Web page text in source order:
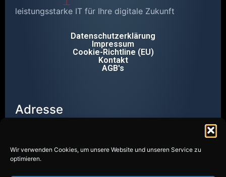
Wir verwenden Cookies, um unsere Website und unseren Service zu
optimieren.
leistungsstarke IT für Ihre digitale Zukunft
Datenschutzerklärung
Impressum
Cookie-Richtline (EU)
Kontakt
AGB's
Adresse
Telefon
+49 6851 8000-20
Email